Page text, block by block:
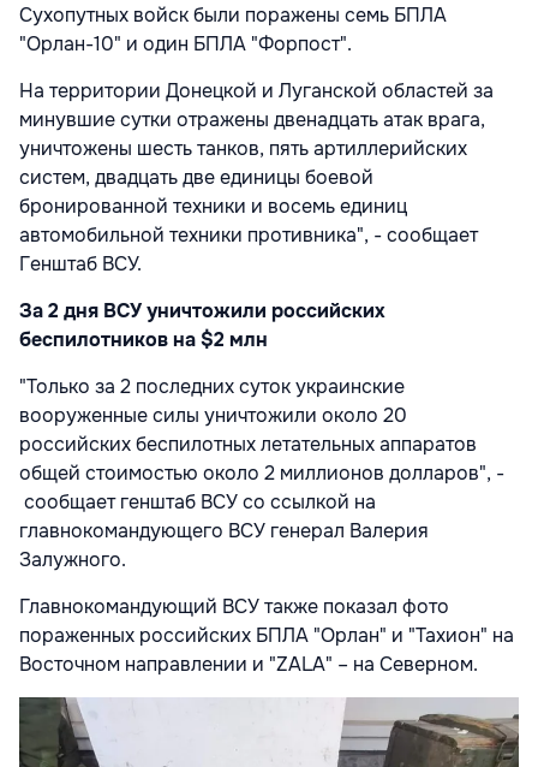
Сухопутных войск были поражены семь БПЛА
"Орлан-10" и один БПЛА "Форпост".
На территории Донецкой и Луганской областей за
минувшие сутки отражены двенадцать атак врага,
уничтожены шесть танков, пять артиллерийских
систем, двадцать две единицы боевой
бронированной техники и восемь единиц
автомобильной техники противника", - сообщает
Генштаб ВСУ.
За 2 дня ВСУ уничтожили российских
беспилотников на $2 млн
"Только за 2 последних суток украинские
вооруженные силы уничтожили около 20
российских беспилотных летательных аппаратов
общей стоимостью около 2 миллионов долларов", -
сообщает генштаб ВСУ со ссылкой на
главнокомандующего ВСУ генерал Валерия
Залужного.
Главнокомандующий ВСУ также показал фото
пораженных российских БПЛА "Орлан" и "Тахион" на
Восточном направлении и "ZALA" – на Северном.